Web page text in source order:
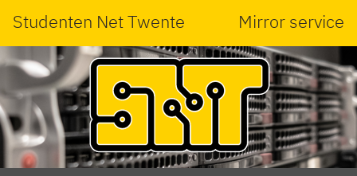
Studenten Net Twente Mirror service